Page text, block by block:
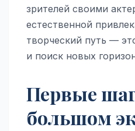
зрителей своими
естественной
творческий путь —
и поиск новых
Первые
большом